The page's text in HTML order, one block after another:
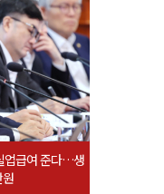
업급여 준다…생